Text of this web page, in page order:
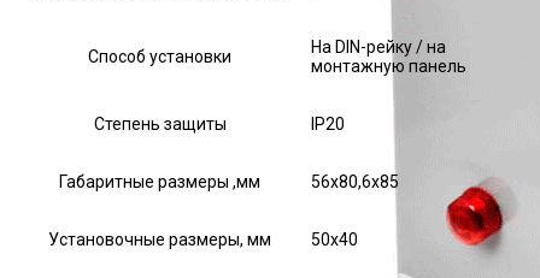
Способ установки
На DIN-рейку / на
монтажную панель
Степень защиты IP20
Габаритные размеры ,мм 56х80,6х85
Установочные размеры, мм 50х40